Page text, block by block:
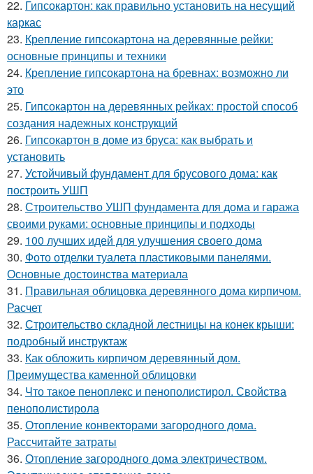
22. Гипсокартон: как правильно установить на несущий
каркас
23. Крепление гипсокартона на деревянные рейки:
основные принципы и техники
24. Крепление гипсокартона на бревнах: возможно ли
это
25. Гипсокартон на деревянных рейках: простой способ
создания надежных конструкций
26. Гипсокартон в доме из бруса: как выбрать и
установить
27. Устойчивый фундамент для брусового дома: как
построить УШП
28. Строительство УШП фундамента для дома и гаража
своими руками: основные принципы и подходы
29. 100 лучших идей для улучшения своего дома
30. Фото отделки туалета пластиковыми панелями.
Основные достоинства материала
31. Правильная облицовка деревянного дома кирпичом.
Расчет
32. Строительство складной лестницы на конек крыши:
подробный инструктаж
33. Как обложить кирпичом деревянный дом.
Преимущества каменной облицовки
34. Что такое пеноплекс и пенополистирол. Свойства
пенополистирола
35. Отопление конвекторами загородного дома.
Рассчитайте затраты
36. Отопление загородного дома электричеством.